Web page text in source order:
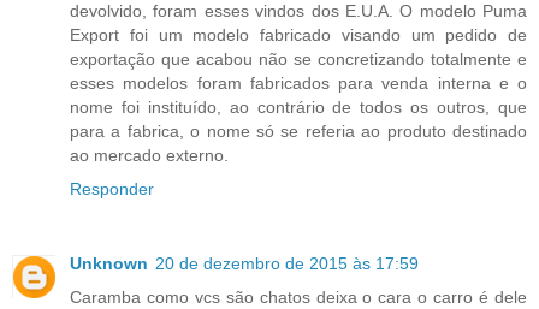
devolvido, foram esses vindos dos E.U.A. O modelo Puma
Export foi um modelo fabricado visando um pedido de
exportação que acabou não se concretizando totalmente e
esses modelos foram fabricados para venda interna e o
nome foi instituído, ao contrário de todos os outros, que
para a fabrica, o nome só se referia ao produto destinado
ao mercado externo.
Responder
Unknown 20 de dezembro de 2015 às 17:59
Caramba como vcs são chatos deixa o cara o carro é dele